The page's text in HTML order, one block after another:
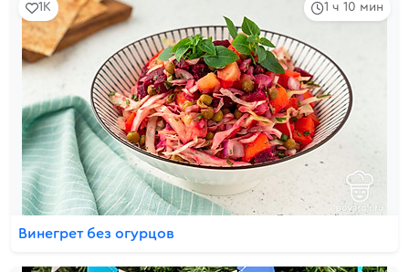
1 ч 10 мин
1K
Винегрет без огурцов